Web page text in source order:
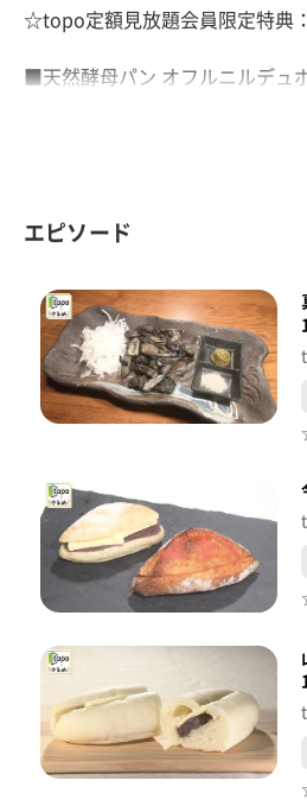
☆topo定額見放題会員限定特典
■天然酵母パン オフルニルデュ
♪輝いた季節へ旅立とう 松田聖
※特典をご利用の際は、topoに
（トップ画面上部、ユーザ名と
※紹介した店舗情報は変更して
※紹介した商品は取り扱いが終
番組HP（https://www.khb-
エピソード